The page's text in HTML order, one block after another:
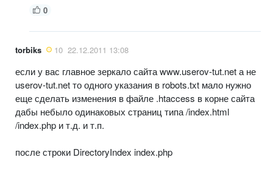
0
torbiks 10 22.12.2011 13:08
если у вас главное зеркало сайта www.userov-tut.net а не
userov-tut.net то одного указания в robots.txt мало нужно
еще сделать изменения в файле .htaccess в корне сайта
дабы небыло одинаковых страниц типа /index.html
/index.php и т.д. и т.п.
после строки DirectoryIndex index.php